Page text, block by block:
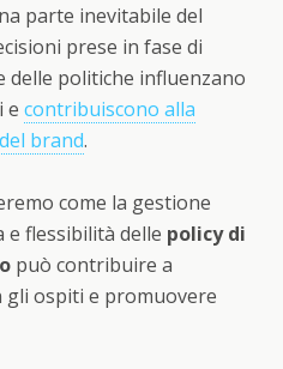
parte inevitabile del
prese in fase di
delle politiche influenzano
e contribuiscono alla
brand.
come la gestione
flessibilità delle policy di
può contribuire a
ospiti e promuovere